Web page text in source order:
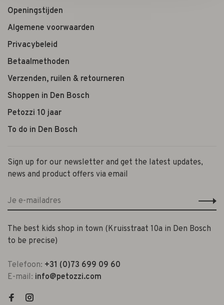
Openingstijden
Algemene voorwaarden
Privacybeleid
Betaalmethoden
Verzenden, ruilen & retourneren
Shoppen in Den Bosch
Petozzi 10 jaar
To do in Den Bosch
Sign up for our newsletter and get the latest updates,
news and product offers via email
The best kids shop in town (Kruisstraat 10a in Den Bosch
to be precise)
Telefoon: +31 (0)73 699 09 60
E-mail: info@petozzi.com